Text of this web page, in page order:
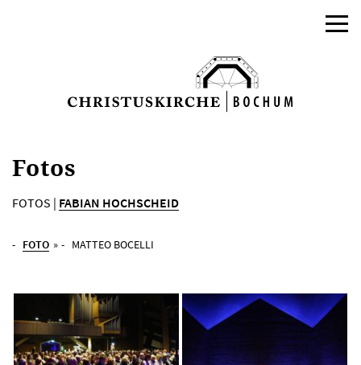
AKTUELLES
Fotos
FOTOS | FABIAN HOCHSCHEID
FOTO » MATTEO BOCELLI